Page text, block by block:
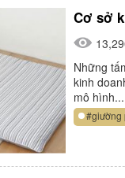
Cơ sở
Những
kinh
mô hình...
#giường